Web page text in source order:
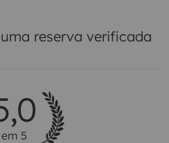
reserva verificada
em 5